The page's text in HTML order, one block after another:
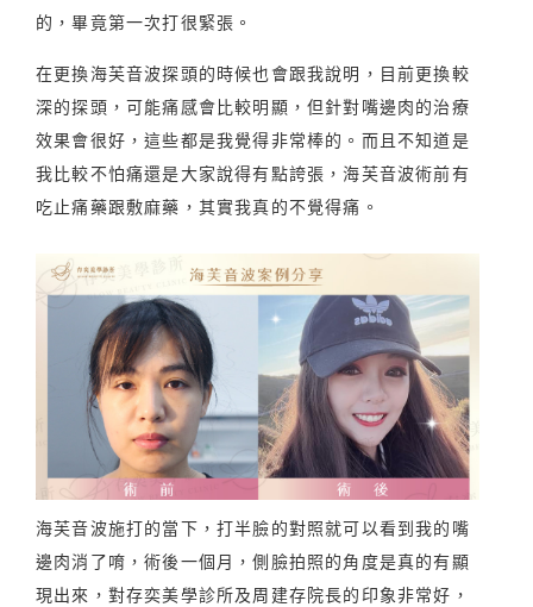
的，畢竟第一次打很緊張。
在更換海芙音波探頭的時候也會跟我說明，目前更換較
深的探頭，可能痛感會比較明顯，但針對嘴邊肉的治療
效果會很好，這些都是我覺得非常棒的。而且不知道是
我比較不怕痛還是大家說得有點誇張，海芙音波術前有
吃止痛藥跟敷麻藥，其實我真的不覺得痛。
海芙音波施打的當下，打半臉的對照就可以看到我的嘴
邊肉消了唷，術後一個月，側臉拍照的角度是真的有顯
現出來，對存奕美學診所及周建存院長的印象非常好，